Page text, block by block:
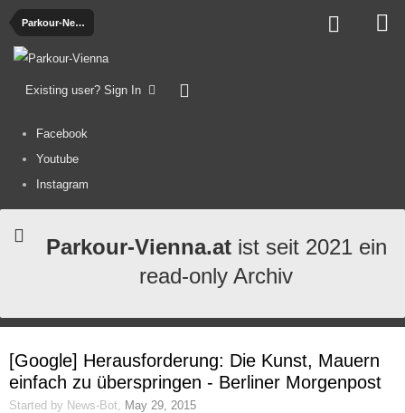
Parkour-News
Existing user? Sign In
Facebook
Youtube
Instagram
Parkour-Vienna.atist seit 2021 ein
read-only Archiv
[Google] Herausforderung: Die Kunst, Mauern
einfach zu überspringen - Berliner Morgenpost
Started by News-Bot May 29, 2015